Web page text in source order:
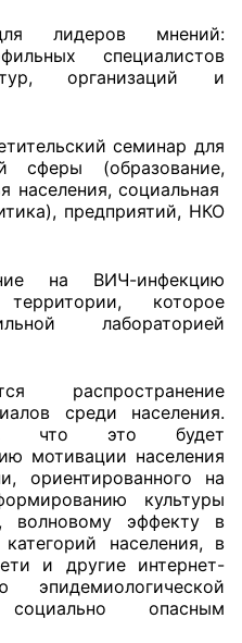
КО”
2024 г.
лидеров мнений:
специалистов
организаций и
семинар для
сферы (образование,
населения, социальная
предприятий, НКО
на ВИЧ-инфекцию
которое
лабораторией
распространение
среди населения.
что это будет
мотивации населения
ориентированного на
культуры
волновому эффекту в
населения, в
и другие интернет-
опасным